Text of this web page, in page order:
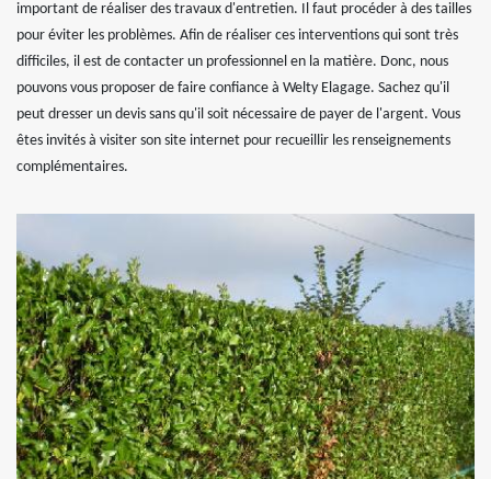
important de réaliser des travaux d'entretien. Il faut procéder à des tailles
pour éviter les problèmes. Afin de réaliser ces interventions qui sont très
difficiles, il est de contacter un professionnel en la matière. Donc, nous
pouvons vous proposer de faire confiance à Welty Elagage. Sachez qu'il
peut dresser un devis sans qu'il soit nécessaire de payer de l'argent. Vous
êtes invités à visiter son site internet pour recueillir les renseignements
complémentaires.